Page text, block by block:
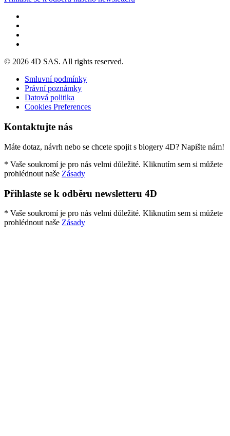
© 2026 4D SAS. All rights reserved.
Smluvní podmínky
Právní poznámky
Datová politika
Cookies Preferences
Kontaktujte nás
Máte dotaz, návrh nebo se chcete spojit s blogery 4D? Napište nám!
* Vaše soukromí je pro nás velmi důležité. Kliknutím sem si můžete
prohlédnout naše Zásady
Přihlaste se k odběru newsletteru 4D
* Vaše soukromí je pro nás velmi důležité. Kliknutím sem si můžete
prohlédnout naše Zásady